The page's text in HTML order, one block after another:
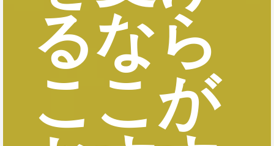
るなら
ここが